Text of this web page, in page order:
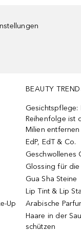
Up
BEAUTY
Gesichtspflege:
Reihenfolge ist
Milien entfernen
EdP, EdT & Co.
Geschwollenes
Glossing für die
Gua Sha Steine
Lip Tint & Lip
Arabische
Haare in der
schützen